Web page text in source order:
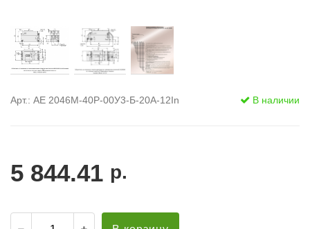
Арт.: АЕ 2046М-40Р-00У3-Б-20А-12In В наличии
5 844.41 р.